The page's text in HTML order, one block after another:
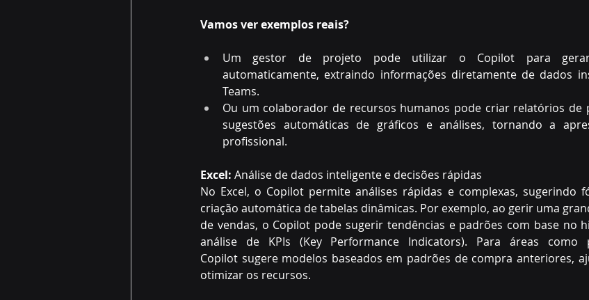
Vamos ver exemplos reais?
Um gestor de projeto pode utilizar o Copilot para gerar
automaticamente, extraindo informações diretamente de dados
Teams.
Ou um colaborador de recursos humanos pode criar relatórios de
sugestões automáticas de gráficos e análises, tornando a
profissional.
Excel: Análise de dados inteligente e decisões rápidas
No Excel, o Copilot permite análises rápidas e complexas, sugerindo
criação automática de tabelas dinâmicas. Por exemplo, ao gerir uma
de vendas, o Copilot pode sugerir tendências e padrões com base no
análise de KPIs (Key Performance Indicators). Para áreas
Copilot sugere modelos baseados em padrões de compra anteriores,
otimizar os recursos.